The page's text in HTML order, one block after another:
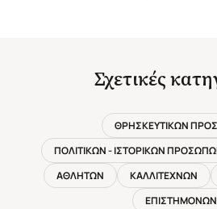
Σχετικές
ΘΡΗΣΚΕΥΤΙΚΩΝ
ΠΟΛΙΤΙΚΩΝ - ΙΣΤΟΡΙΚΩΝ
ΑΘΛΗΤΩΝ
ΚΑΛΛΙΤΕΧΝΩΝ
ΕΠΙΣΤΗΜΟΝΩΝ